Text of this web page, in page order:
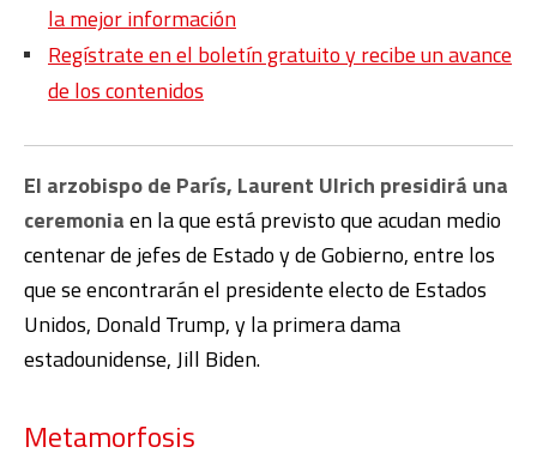
la mejor información
Regístrate en el boletín gratuito y recibe un avance
de los contenidos
El arzobispo de París, Laurent Ulrich presidirá una
ceremoniaen la que está previsto que acudan medio
centenar de jefes de Estado y de Gobierno, entre los
que se encontrarán el presidente electo de Estados
Unidos, Donald Trump, y la primera dama
estadounidense, Jill Biden.
Metamorfosis